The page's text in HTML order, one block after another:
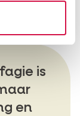
blijft
is
en